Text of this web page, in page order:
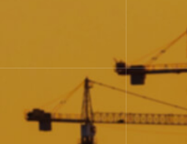
Contact